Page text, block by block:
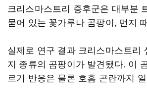
크리스마스트리 증후군은 대부분
묻어 있는 꽃가루나 곰팡이, 먼지
실제로 연구 결과 크리스마스트리
지 종류의 곰팡이가 발견됐다. 이
르기 반응은 물론 호흡 곤란까지